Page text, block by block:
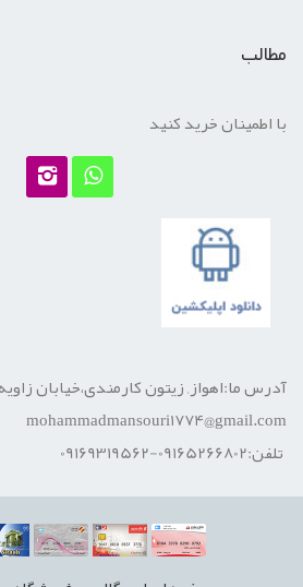
مطالب
با اطمینان خرید کنید
آدرس ما:اهواز, زیتون کارمندی،خیابان
mohammadmansouri1774@gmail.com
تلفن:09165266802-09169319562